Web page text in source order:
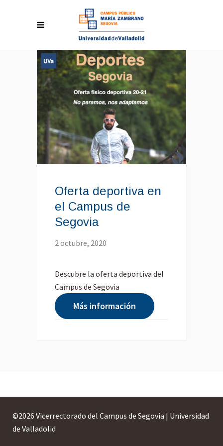
Oferta deportiva en
el Campus de
Segovia
2 octubre, 2020
Descubre la oferta deportiva del
Campus de Segovia
Más información
©2026 Vicerrectorado del Campus de Segovia | Universidad
de Valladolid